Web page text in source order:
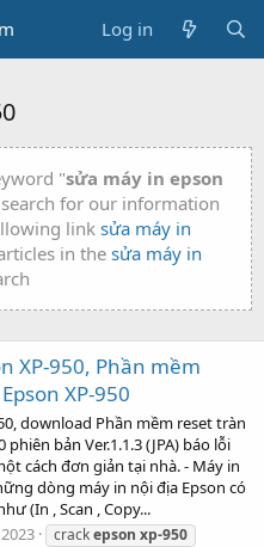
Log in
"sửa máy in epson
for our information
link sửa máy in
in thesửa máy in
XP-950, Phần mềm
XP-950
download Phần mềm reset tràn
bản Ver.1.1.3 (JPA) báo lỗi
cách đơn giản tại nhà. - Máy in
dòng máy in nội địa Epson có
(In , Scan , Copy...
crackepson xp-950